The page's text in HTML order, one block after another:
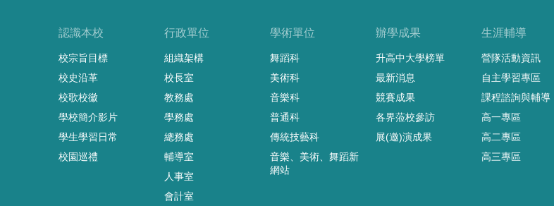
認識本校
校宗旨目標
校史沿革
校歌校徽
學校簡介影片
學生學習日常
校園巡禮
行政單位
組織架構
校長室
教務處
學務處
總務處
輔導室
人事室
會計室
學術單位
舞蹈科
美術科
音樂科
普通科
傳統技藝科
音樂、美術、舞蹈新
網站
辦學成果
升高中大學榜單
最新消息
競賽成果
各界蒞校參訪
展(邀)演成果
生涯輔導
營隊活動資訊
自主學習專區
課程諮詢與輔導
高一專區
高二專區
高三專區